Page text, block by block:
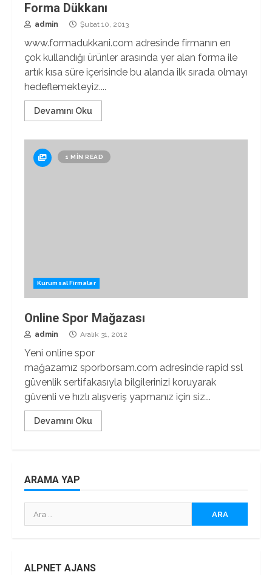
Forma Dükkanı
admin Şubat 10, 2013
www.formadukkani.com adresinde firmanın en
çok kullandığı ürünler arasında yer alan forma ile
artık kısa süre içerisinde bu alanda ilk sırada olmayı
hedeflemekteyiz....
Devamını Oku
1 MIN READ
Kurumsal Firmalar
Online Spor Mağazası
admin Aralık 31, 2012
Yeni online spor
mağazamız sporborsam.com adresinde rapid ssl
güvenlik sertifakasıyla bilgilerinizi koruyarak
güvenli ve hızlı alışveriş yapmanız için siz...
Devamını Oku
ARAMA YAP
Arama:
ALPNET AJANS